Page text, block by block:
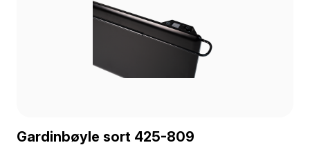
Gardinbøyle sort 425-809